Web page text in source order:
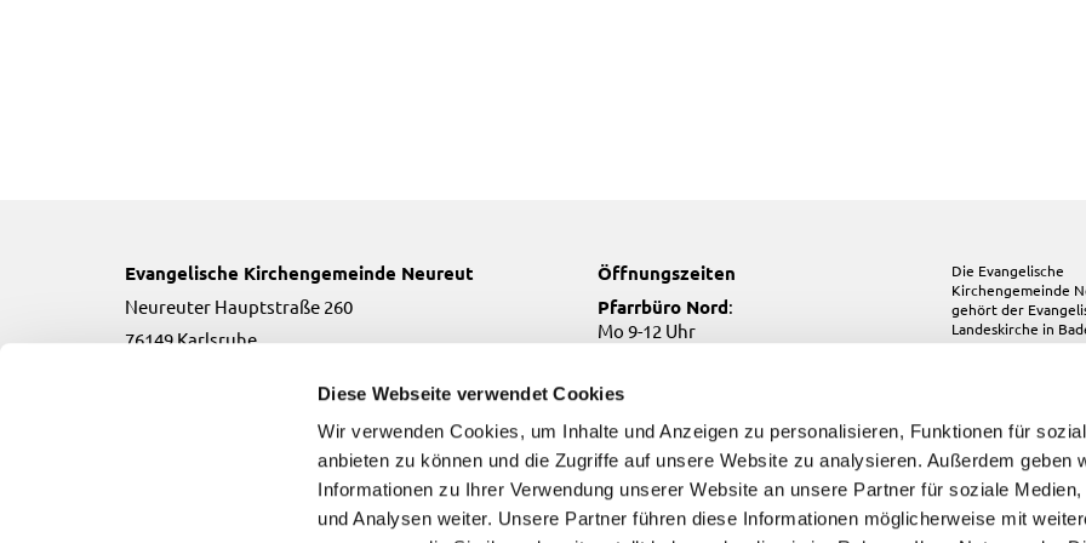
Diese Webseite verwendet Cookies
Wir verwenden Cookies, um Inhalte und Anzeigen zu personalisieren, Funktionen für
anbieten zu können und die Zugriffe auf unsere Website zu analysieren. Außerdem geben
Informationen zu Ihrer Verwendung unserer Website an unsere Partner für soziale Medien,
und Analysen weiter. Unsere Partner führen diese Informationen möglicherweise mit
Evangelische Kirchengemeinde Neureut
Neureuter Hauptstraße 260
76149 Karlsruhe
neureut(at)kbz.ekiba.de
Öffnungszeiten
Pfarrbüro Nord:
Mo 9-12 Uhr
Pfarrbüro Kirchfeld:
Do, Fr 9-12 Uhr
Pfarrbüro Süd :
Di, Fr 9-12 Uhr
Die Evangelische
Kirchengemeinde
gehört der
Landeskirche in